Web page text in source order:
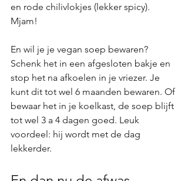
en rode chilivlokjes (lekker spicy).
Mjam!
En wil je je vegan soep bewaren?
Schenk het in een afgesloten bakje en
stop het na afkoelen in je vriezer. Je
kunt dit tot wel 6 maanden bewaren. Of
bewaar het in je koelkast, de soep blijft
tot wel 3 a 4 dagen goed. Leuk
voordeel: hij wordt met de dag
lekkerder.